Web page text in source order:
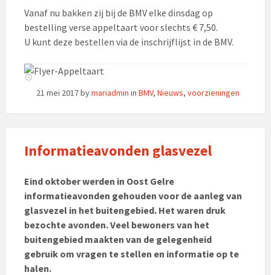
Vanaf nu bakken zij bij de BMV elke dinsdag op
bestelling verse appeltaart voor slechts € 7,50.
U kunt deze bestellen via de inschrijflijst in de BMV.
21 mei 2017bymariadmin in BMV, Nieuws, voorzieningen
Informatieavonden glasvezel
Eind oktober werden in Oost Gelre
informatieavonden gehouden voor de aanleg van
glasvezel in het buitengebied. Het waren druk
bezochte avonden. Veel bewoners van het
buitengebied maakten van de gelegenheid
gebruik om vragen te stellen en informatie op te
halen.